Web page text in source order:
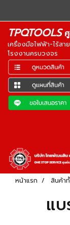
TPQTOOLSศู
เครื่องมือไฟฟ้า-ไร้ส
โรงงานครบวงจร
หน้าแรก สินค้า
แ